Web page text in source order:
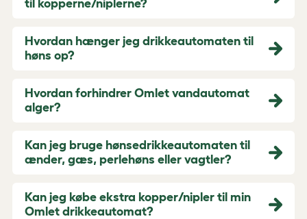
til kopperne/niplerne?
Hvordan hænger jeg drikkeautomaten til
høns op?
Hvordan forhindrer Omlet vandautomat
alger?
Kan jeg bruge hønsedrikkeautomaten til
ænder, gæs, perlehøns eller vagtler?
Kan jeg købe ekstra kopper/nipler til min
Omlet drikkeautomat?